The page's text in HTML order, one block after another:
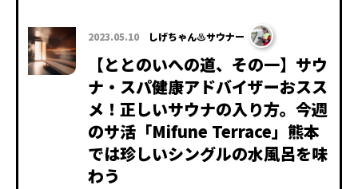
2023.05.10 しげちゃん♨サウナー
【ととのいへの道、その一】サウ
ナ・スパ健康アドバイザーおスス
メ！正しいサウナの入り方。今週
のサ活「Mifune Terrace」熊本
では珍しいシングルの水風呂を味
わう